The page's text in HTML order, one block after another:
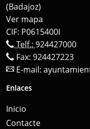
(Badajoz)
Ver mapa
CIF: P0615400I
Telf.: 924427000
Fax: 924427223
E-mail:
Enlaces
Inicio
Contacte